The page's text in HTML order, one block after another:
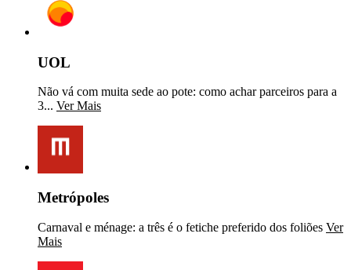
UOL
Não vá com muita sede ao pote: como achar parceiros para a
3... Ver Mais
Metrópoles
Carnaval e ménage: a três é o fetiche preferido dos foliões Ver
Mais